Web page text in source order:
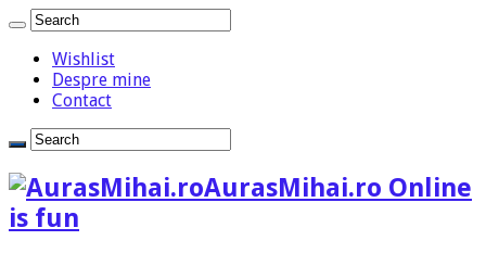
Wishlist
Despre mine
Contact
AurasMihai.ro Online
is fun